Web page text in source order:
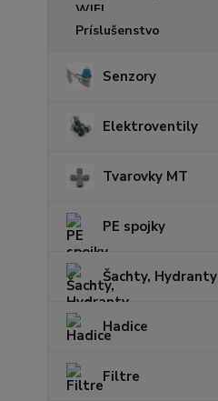
Príslušenstvo
Senzory
Elektroventily
Tvarovky MT
PE spojky
Šachty, Hydranty
Hadice
Filtre